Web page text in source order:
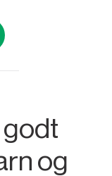
godt
og